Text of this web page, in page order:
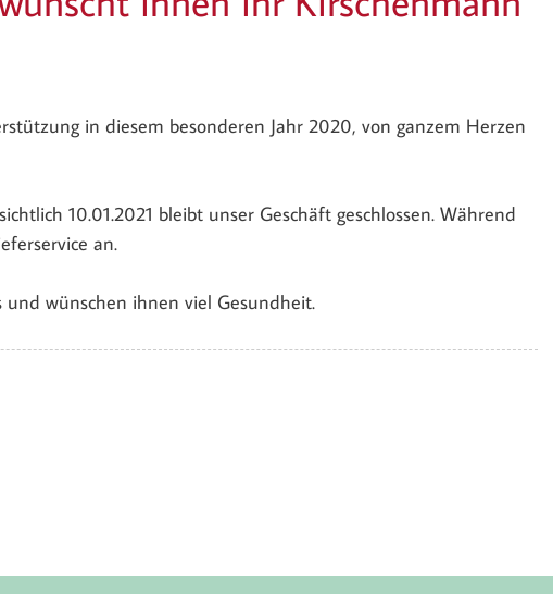
in diesem besonderen Jahr 2020, von ganzem Herzen
10.01.2021 bleibt unser Geschäft geschlossen. Während
an.
wünschen ihnen viel Gesundheit.